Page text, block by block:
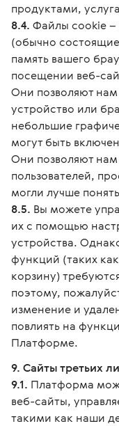
продуктами,
8.4. Файлы cookie –
(обычно
память вашего
посещении веб-
Они позволяют
устройство или
небольшие
могут быть
Они позволяют нам
пользователей,
могли лучше
8.5. Вы можете
их с помощью
устройства.
функций (таких
корзину)
поэтому,
изменение и
повлиять на
Платформе.
9. Сайты третьих
9.1. Платформа
веб-сайты,
такими как наши